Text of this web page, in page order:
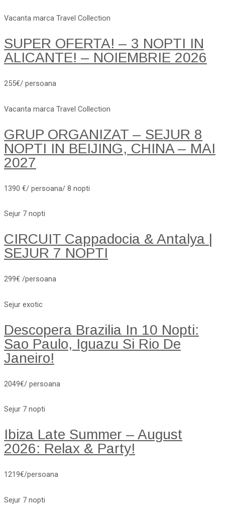
Vacanta marca Travel Collection
SUPER OFERTA! – 3 NOPTI IN
ALICANTE! – NOIEMBRIE 2026
255€/ persoana
Vacanta marca Travel Collection
GRUP ORGANIZAT – SEJUR 8
NOPTI IN BEIJING, CHINA – MAI
2027
1390 €/ persoana/ 8 nopti
Sejur 7 nopti
CIRCUIT Cappadocia & Antalya |
SEJUR 7 NOPTI
299€ /persoana
Sejur exotic
Descopera Brazilia In 10 Nopti:
Sao Paulo, Iguazu Si Rio De
Janeiro!
2049€/ persoana
Sejur 7 nopti
Ibiza Late Summer – August
2026: Relax & Party!
1219€/persoana
Sejur 7 nopti